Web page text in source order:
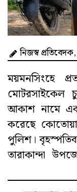
নিজস্ব
ময়মনসিংহে
মোটরসাইকেল
আকাশ নামে
করেছে
পুলিশ।
তারাকান্দা